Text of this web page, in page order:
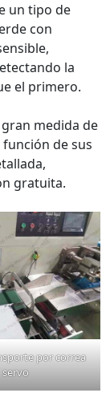
un tipo de
con
la
el primero.
medida de
de sus
gratuita.
por correa
servo